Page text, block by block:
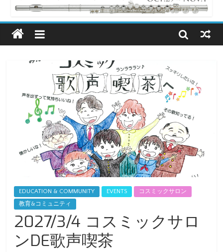
EDUCATION & COMMUNITY EVENTS
コスミックサロン
教育&コミュニティ
2027/3/4 コスミックサロ
ンDE歌声喫茶